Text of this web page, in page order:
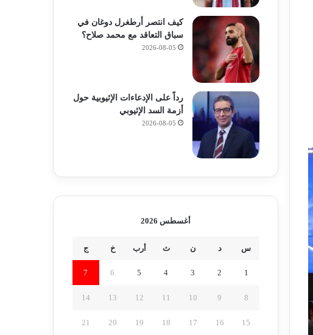
كيف انتصر أرطغرل دوغان في
سباق التعاقد مع محمد صلاح؟
2026-08-05
رداً على الإدعاءات الإثيوبية حول
أزمة السد الإثيوبي
2026-08-05
أغسطس 2026
س د ن ث أرب خ ج
1
2
3
4
5
6
7
8
9
10
11
12
13
14
15
16
17
18
19
20
21